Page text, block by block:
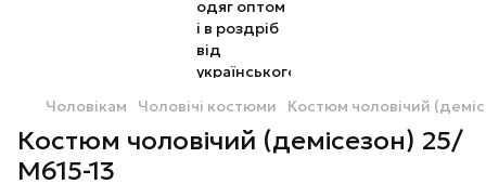
Чоловікам Чоловічі костюми Костюм чоловічий
Костюм чоловічий (демісезон) 25/
М615-13